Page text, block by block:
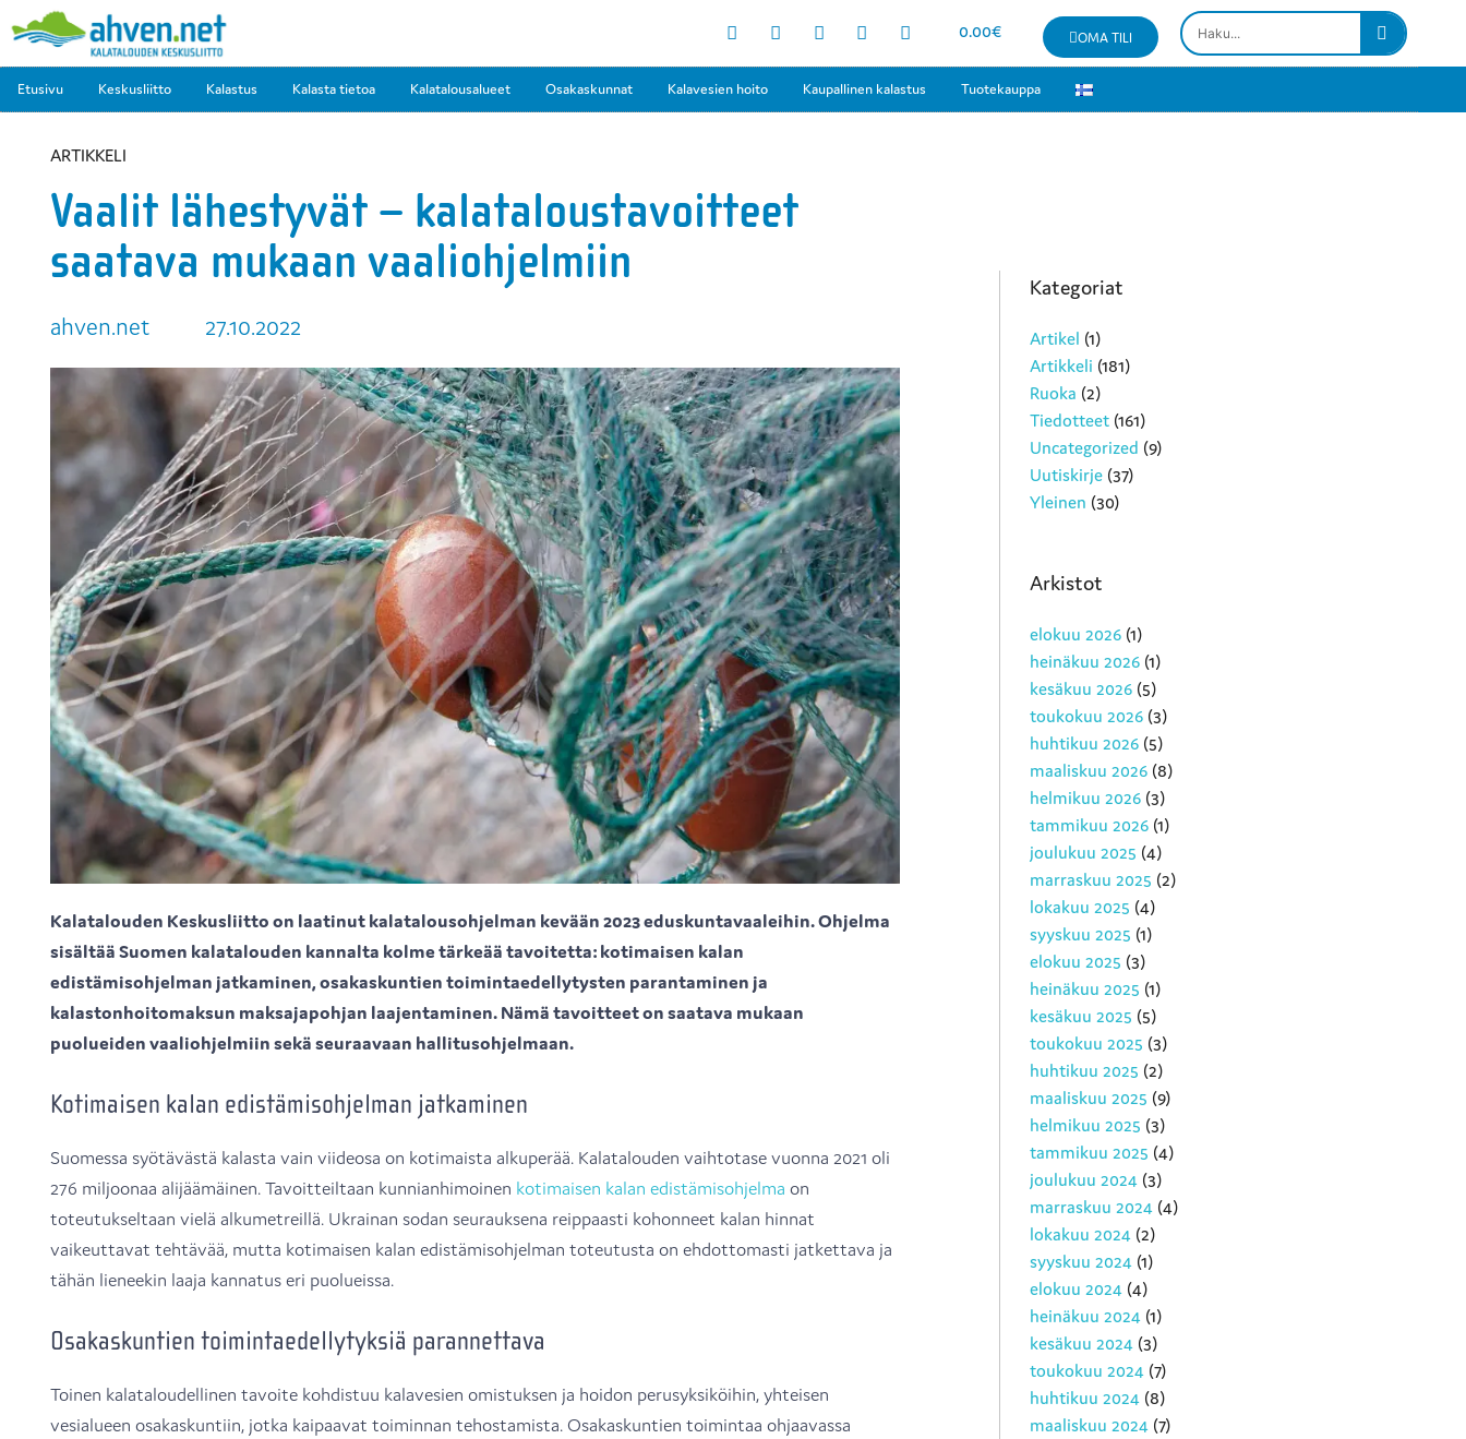
0.00€ OMA TILI
Etusivu Keskusliitto Kalastus Kalasta tietoa Kalatalousalueet Osakaskunnat Kalavesien hoito Kaupallinen kalastus Tuotekauppa
ARTIKKELI
Vaalit lähestyvät – kalataloustavoitteet
saatava mukaan vaaliohjelmiin
ahven.net 27.10.2022
Kalatalouden Keskusliitto on laatinut kalatalousohjelman kevään 2023 eduskuntavaaleihin. Ohjelma
sisältää Suomen kalatalouden kannalta kolme tärkeää tavoitetta: kotimaisen kalan
edistämisohjelman jatkaminen, osakaskuntien toimintaedellytysten parantaminen ja
kalastonhoitomaksun maksajapohjan laajentaminen. Nämä tavoitteet on saatava mukaan
puolueiden vaaliohjelmiin sekä seuraavaan hallitusohjelmaan.
Kotimaisen kalan edistämisohjelman jatkaminen
Suomessa syötävästä kalasta vain viideosa on kotimaista alkuperää. Kalatalouden vaihtotase vuonna 2021 oli
276 miljoonaa alijäämäinen. Tavoitteiltaan kunnianhimoinen kotimaisen kalan edistämisohjelma on
toteutukseltaan vielä alkumetreillä. Ukrainan sodan seurauksena reippaasti kohonneet kalan hinnat
vaikeuttavat tehtävää, mutta kotimaisen kalan edistämisohjelman toteutusta on ehdottomasti jatkettava ja
tähän lieneekin laaja kannatus eri puolueissa.
Osakaskuntien toimintaedellytyksiä parannettava
Toinen kalataloudellinen tavoite kohdistuu kalavesien omistuksen ja hoidon perusyksiköihin, yhteisen
vesialueen osakaskuntiin, jotka kaipaavat toiminnan tehostamista. Osakaskuntien toimintaa ohjaavassa
Kategoriat
Artikel (1)
Artikkeli (181)
Ruoka (2)
Tiedotteet (161)
Uncategorized (9)
Uutiskirje (37)
Yleinen (30)
Arkistot
elokuu 2026 (1)
heinäkuu 2026 (1)
kesäkuu 2026 (5)
toukokuu 2026 (3)
huhtikuu 2026 (5)
maaliskuu 2026 (8)
helmikuu 2026 (3)
tammikuu 2026 (1)
joulukuu 2025 (4)
marraskuu 2025 (2)
lokakuu 2025 (4)
syyskuu 2025 (1)
elokuu 2025 (3)
heinäkuu 2025 (1)
kesäkuu 2025 (5)
toukokuu 2025 (3)
huhtikuu 2025 (2)
maaliskuu 2025 (9)
helmikuu 2025 (3)
tammikuu 2025 (4)
joulukuu 2024 (3)
marraskuu 2024 (4)
lokakuu 2024 (2)
syyskuu 2024 (1)
elokuu 2024 (4)
heinäkuu 2024 (1)
kesäkuu 2024 (3)
toukokuu 2024 (7)
huhtikuu 2024 (8)
maaliskuu 2024 (7)